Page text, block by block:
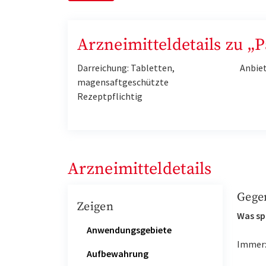
Arzneimitteldetails zu
Darreichung: Tabletten,
magensaftgeschützte
Rezeptpflichtig
Arzneimitteldetails
Zeigen
Anwendungsgebiete
Aufbewahrung
Was
Immer: